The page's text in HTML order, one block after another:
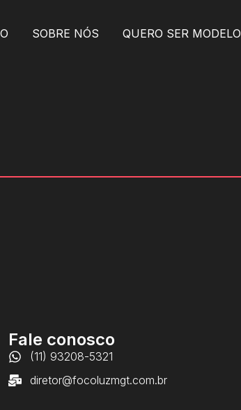
SOBRE NÓS QUERO SER MODELO
Fale conosco
(11) 93208-5321
diretor@focoluzmgt.com.br